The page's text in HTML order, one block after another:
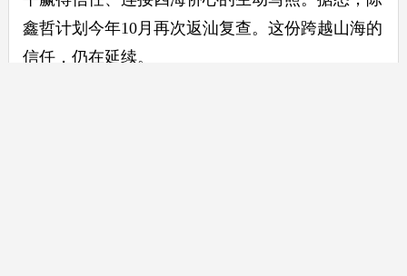
鑫哲计划今年10月再次返汕复查。这份跨越山海的
信任，仍在延续。